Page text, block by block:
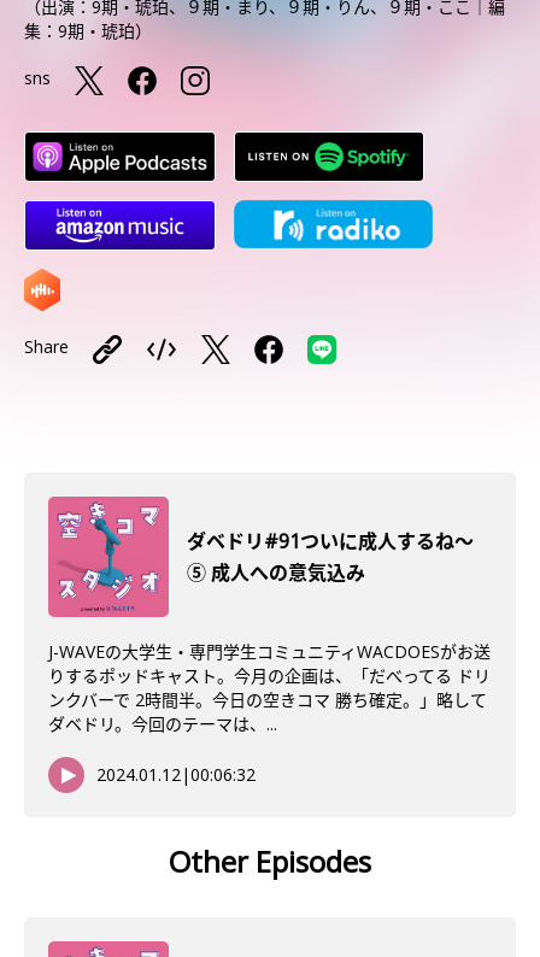
（出演：9期・琥珀、９期・まり、９期・りん、９期・ここ｜編
集：9期・琥珀）
sns
Share
ダベドリ#91ついに成人するね〜
⑤ 成人への意気込み
J-WAVEの大学生・専門学生コミュニティWACDOESがお送
りするポッドキャスト。今月の企画は、「だべってる ドリ
ンクバーで 2時間半。今日の空きコマ 勝ち確定。」略して
ダベドリ。今回のテーマは、...
2024.01.12|00:06:32
Other Episodes